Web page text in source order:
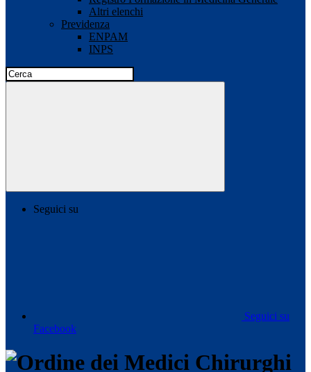
Altri elenchi
Previdenza
ENPAM
INPS
Seguici su
Seguici su
Facebook